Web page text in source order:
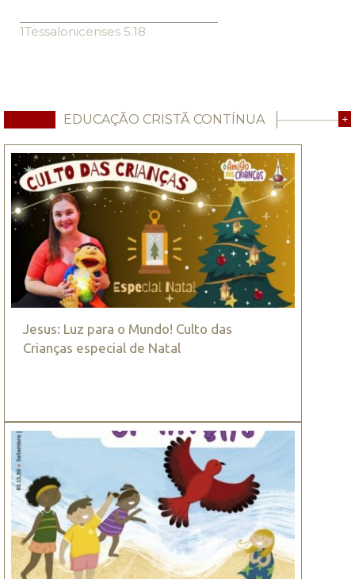
1Tessalonicenses 5.18
EDUCAÇÃO CRISTÃ CONTÍNUA +
Jesus: Luz para o Mundo! Culto das
Crianças especial de Natal